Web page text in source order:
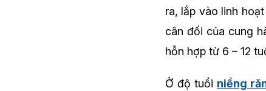
ra, lắp vào linh
cân đối của cung
hỗn hợp từ 6 – 12
Ở độ tuổi niềng